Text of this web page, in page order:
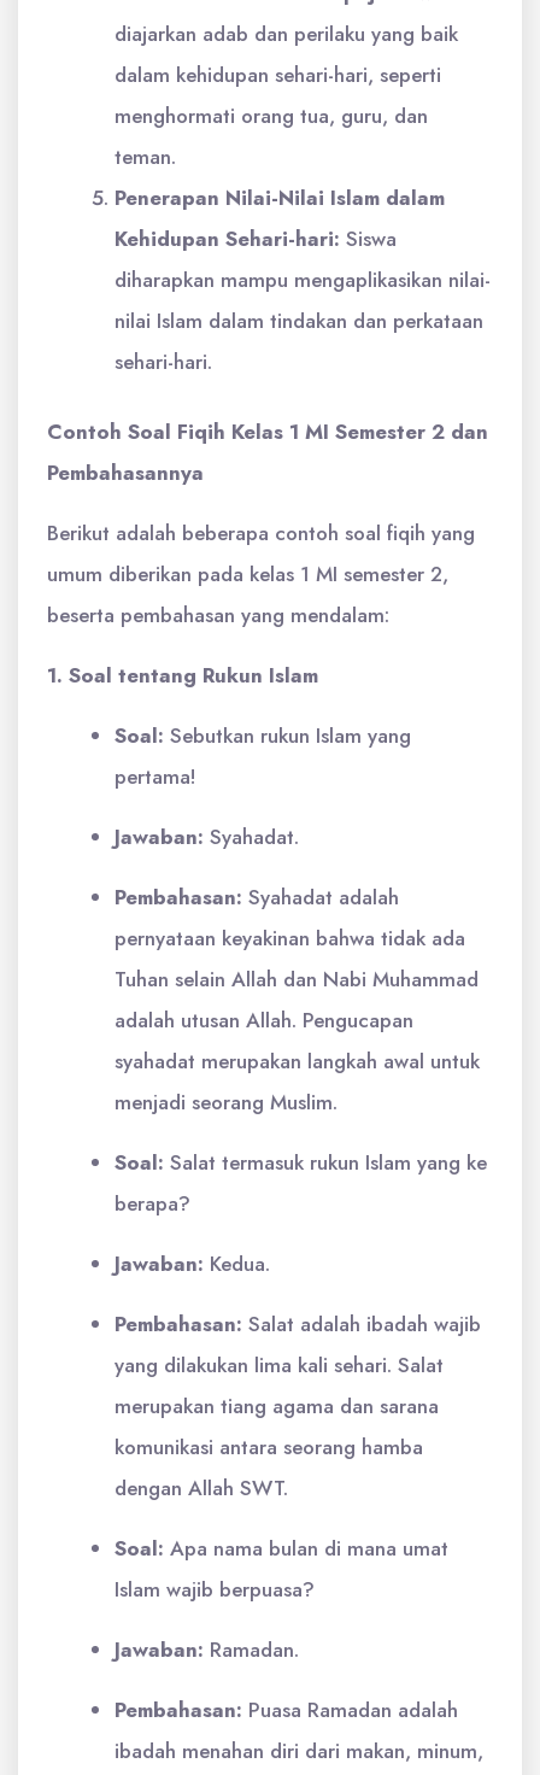
diajarkan adab dan perilaku yang baik
dalam kehidupan sehari-hari, seperti
menghormati orang tua, guru, dan
teman.
Penerapan Nilai-Nilai Islam dalam
Kehidupan Sehari-hari: Siswa
diharapkan mampu mengaplikasikan nilai-
nilai Islam dalam tindakan dan perkataan
sehari-hari.
Contoh Soal Fiqih Kelas 1 MI Semester 2 dan
Pembahasannya
Berikut adalah beberapa contoh soal fiqih yang
umum diberikan pada kelas 1 MI semester 2,
beserta pembahasan yang mendalam:
1. Soal tentang Rukun Islam
Soal: Sebutkan rukun Islam yang
pertama!
Jawaban: Syahadat.
Pembahasan: Syahadat adalah
pernyataan keyakinan bahwa tidak ada
Tuhan selain Allah dan Nabi Muhammad
adalah utusan Allah. Pengucapan
syahadat merupakan langkah awal untuk
menjadi seorang Muslim.
Soal: Salat termasuk rukun Islam yang ke
berapa?
Jawaban: Kedua.
Pembahasan: Salat adalah ibadah wajib
yang dilakukan lima kali sehari. Salat
merupakan tiang agama dan sarana
komunikasi antara seorang hamba
dengan Allah SWT.
Soal: Apa nama bulan di mana umat
Islam wajib berpuasa?
Jawaban: Ramadan.
Pembahasan: Puasa Ramadan adalah
ibadah menahan diri dari makan, minum,